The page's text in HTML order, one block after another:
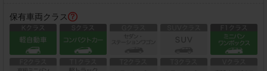
保有車両クラス